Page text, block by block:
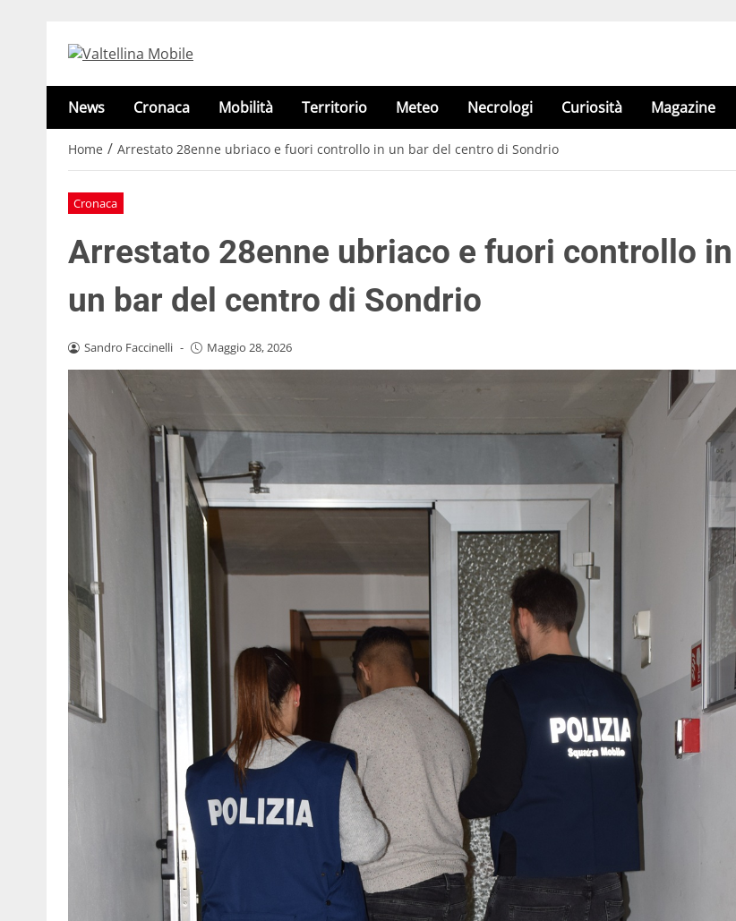
News Cronaca Mobilità Territorio Meteo Necrologi Curiosità Magazine
Home / Arrestato 28enne ubriaco e fuori controllo in un bar del centro di Sondrio
Cronaca
Arrestato 28enne ubriaco e fuori controllo in
un bar del centro di Sondrio
Sandro Faccinelli - Maggio 28, 2026